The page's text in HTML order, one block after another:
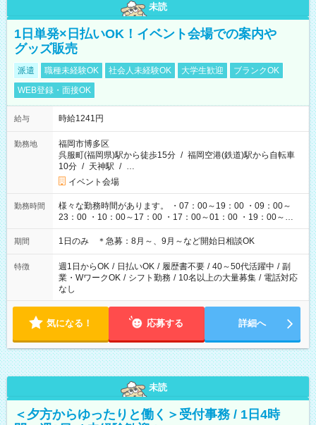
未読
1日単発×日払いOK！イベント会場での案内や
グッズ販売
派遣 職種未経験OK 社会人未経験OK 大学生歓迎
ブランクOK
WEB登録・面接OK
給与 時給1241円
勤務地
福岡市博多区
呉服町(福岡県)駅から徒歩15分 / 福岡空港(鉄道)駅から自転車
10分 / 天神駅 / …
イベント会場
勤務時間
様々な勤務時間があります。 ・07：00～19：00 ・09：00～
23：00 ・10：00～17：00 ・17：00～01：00 ・19：00～
03：00 etc イベント・ライブの開催時間によって変わりま
す。
期間 1日のみ ＊急募：8月～、9月～など開始日相談OK
特徴 週1日からOK / 日払いOK / 履歴書不要 / 40～50代活躍中 / 副
業・WワークOK / シフト勤務 / 10名以上の大量募集 / 電話対応
なし
気になる！ 応募する 詳細へ
未読
＜夕方からゆったりと働く＞受付事務 / 1日4時